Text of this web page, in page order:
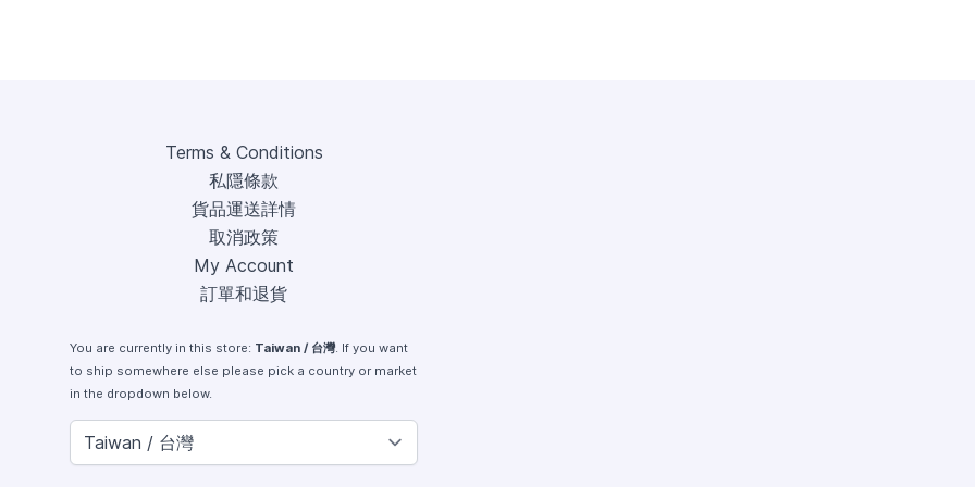
Terms & Conditions
私隱條款
貨品運送詳情
取消政策
My Account
訂單和退貨
You are currently in this store: Taiwan / 台灣. If you want
to ship somewhere else please pick a country or market
in the dropdown below.